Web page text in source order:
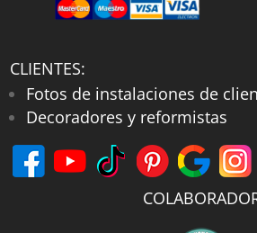
CLIENTES:
Fotos de instalaciones de
Decoradores y reformistas